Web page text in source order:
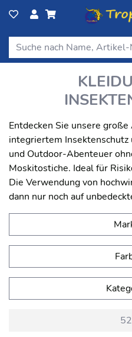
Entdecken Sie unsere
integriertem Insektenschutz
und Outdoor-Abenteuer
Moskitostiche. Ideal für
Die Verwendung von
dann nur noch auf
52